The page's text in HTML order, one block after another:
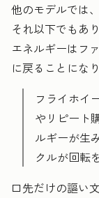
他のモデルでは
それ以下でもあ
エネルギーはフ
に戻ることにな
フライホイ
やリピート
ルギーが生
クルが回転
口先だけの謳い